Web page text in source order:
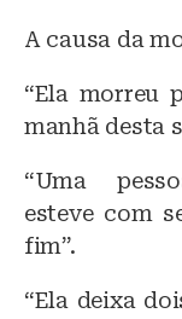
A causa da
“Ela morreu
manhã desta
“Uma
esteve com
fim”.
“Ela deixa